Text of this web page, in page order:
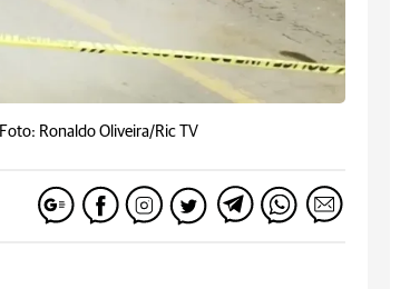
Foto: Ronaldo Oliveira/Ric TV